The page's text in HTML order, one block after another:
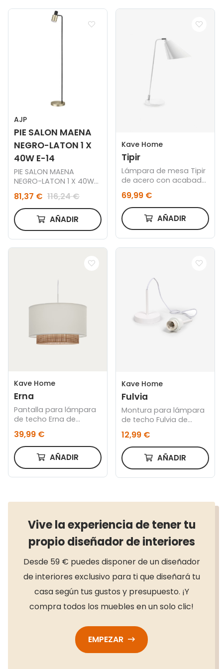
AJP
PIE SALON MAENA
NEGRO-LATON 1 X
40W E-14
PIE SALON MAENA
NEGRO-LATON 1 X 40W
E-14
81,37 € 116,24 €
AÑADIR
Kave Home
Tipir
Lámpara de mesa Tipir
de acero con acabado
69,99 €
AÑADIR
Kave Home
Erna
Pantalla para lámpara
de techo Erna de
natural y blanco Ø 40
cm
39,99 €
AÑADIR
Kave Home
Fulvia
Montura para lámpara
de techo Fulvia de
metal con acabado
blanco
12,99 €
AÑADIR
Vive la experiencia de tener tu
propio diseñador de interiores
Desde 59 € puedes disponer de un diseñador
de interiores exclusivo para ti que diseñará tu
casa según tus gustos y presupuesto. ¡Y
compra todos los muebles en un solo clic!
EMPEZAR